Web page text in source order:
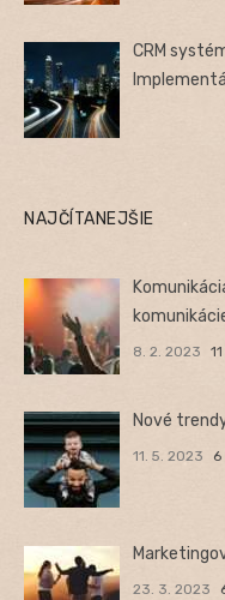
CRM
NAJČÍTANEJŠIE
8. 2. 2023
Nové
11. 5. 2023 6
23. 3. 2023